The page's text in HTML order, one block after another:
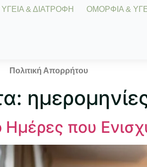
ΥΓΕΙΑ & ΔΙΑΤΡΟΦΗ ΟΜΟΡΦΙΑ &
Πολιτική Απορρήτου
Ημέρες που